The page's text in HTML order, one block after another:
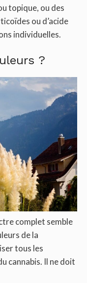
topique, ou des
ou d’acide
individuelles.
?
complet semble
de la
tous les
cannabis. Il ne doit